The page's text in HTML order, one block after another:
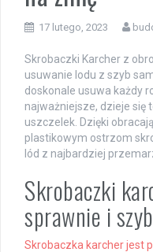
17 lutego, 2023
Skrobaczki Karcher z
usuwanie lodu z szyb
doskonale usuwa każdy
najważniejsze, dzieje się
uszczelek. Dzięki
plastikowym ostrzom
lód z najbardziej
Skrobaczki
sprawnie i
Skrobaczka karcher jest